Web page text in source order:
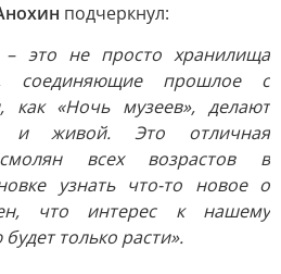
подчеркнул:
это не просто хранилища
соединяющие прошлое с
как «Ночь музеев», делают
и живой. Это отличная
всех возрастов в
узнать что-то новое о
что интерес к нашему
только расти».